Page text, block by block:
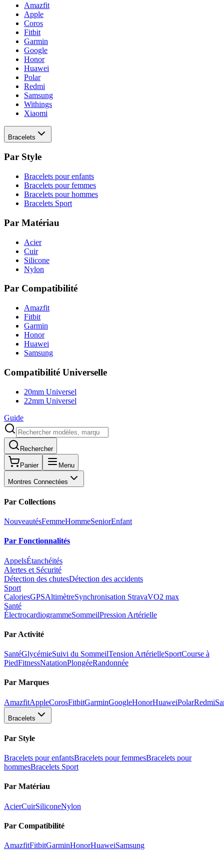
Amazfit
Apple
Coros
Fitbit
Garmin
Google
Honor
Huawei
Polar
Redmi
Samsung
Withings
Xiaomi
Bracelets
Par Style
Bracelets pour enfants
Bracelets pour femmes
Bracelets pour hommes
Bracelets Sport
Par Matériau
Acier
Cuir
Silicone
Nylon
Par Compatibilité
Amazfit
Fitbit
Garmin
Honor
Huawei
Samsung
Compatibilité Universelle
20mm Universel
22mm Universel
Guide
Rechercher
Panier Menu
Montres Connectées
Par Collections
NouveautésFemmeHommeSeniorEnfant
Par Fonctionnalités
AppelsÉtanchéités
Alertes et Sécurité
Détection des chutesDétection des accidents
Sport
CaloriesGPSAltimètreSynchronisation StravaVO2 max
Santé
ÉlectrocardiogrammeSommeilPression Artérielle
Par Activité
SantéGlycémieSuivi du SommeilTension ArtérielleSportCourse à
PiedFitnessNatationPlongéeRandonnée
Par Marques
AmazfitAppleCorosFitbitGarminGoogleHonorHuaweiPolarRedmi
Bracelets
Par Style
Bracelets pour enfantsBracelets pour femmesBracelets pour
hommesBracelets Sport
Par Matériau
AcierCuirSiliconeNylon
Par Compatibilité
AmazfitFitbitGarminHonorHuaweiSamsung